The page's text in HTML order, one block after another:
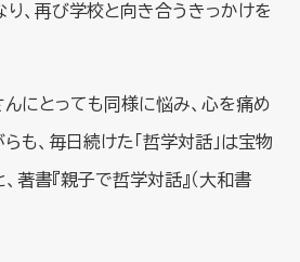
、再び学校と向き合うきっかけを
にとっても同様に悩み、心を痛め
も、毎日続けた「哲学対話」は宝物
著書『親子で哲学対話』（大和書